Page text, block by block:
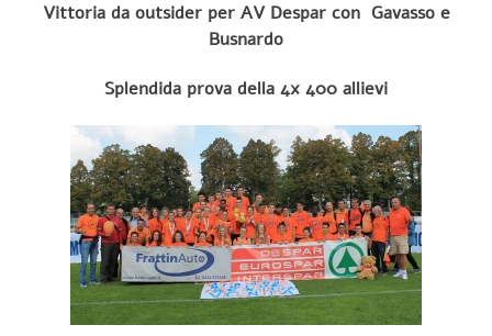
Vittoria da outsider per AV Despar con Gavasso e
Busnardo
Splendida prova della 4x 400 allievi